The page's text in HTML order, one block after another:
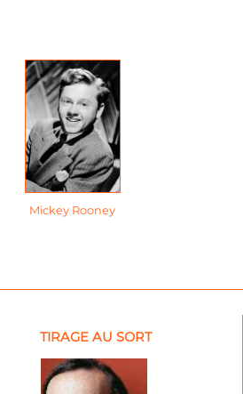
Mickey Rooney
TIRAGE AU SORT